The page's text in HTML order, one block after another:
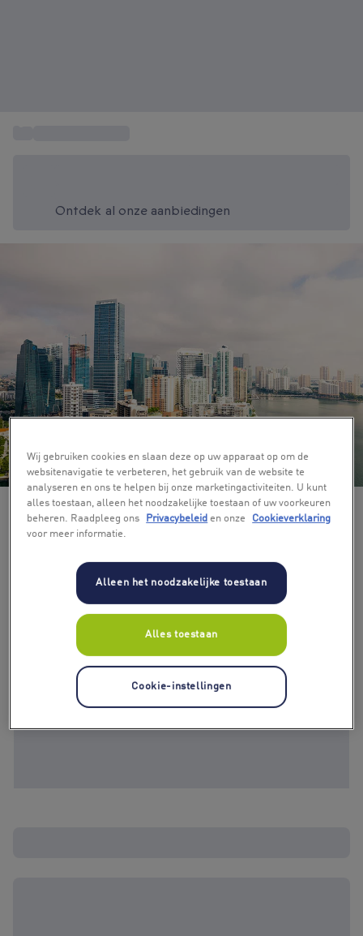
Ontdek al onze aanbiedingen
Wij gebruiken cookies en slaan deze op uw apparaat op om de
websitenavigatie te verbeteren, het gebruik van de website te
analyseren en ons te helpen bij onze marketingactiviteiten. U kunt
alles toestaan, alleen het noodzakelijke toestaan of uw voorkeuren
beheren. Raadpleeg ons
Privacybeleid en onze
Cookieverklaring
voor meer informatie.
Alleen het noodzakelijke toestaan
Alles toestaan
Cookie-instellingen